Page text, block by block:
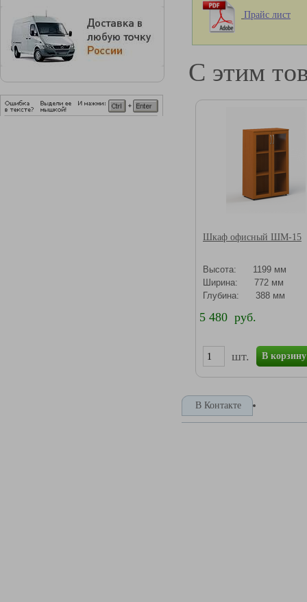
Прайс лист
С этим
Шкаф офисный ШМ-15
Высота: 1199 мм
Ширина: 772 мм
Глубина: 388 мм
5 480 руб.
шт. В корзину
В Контакте